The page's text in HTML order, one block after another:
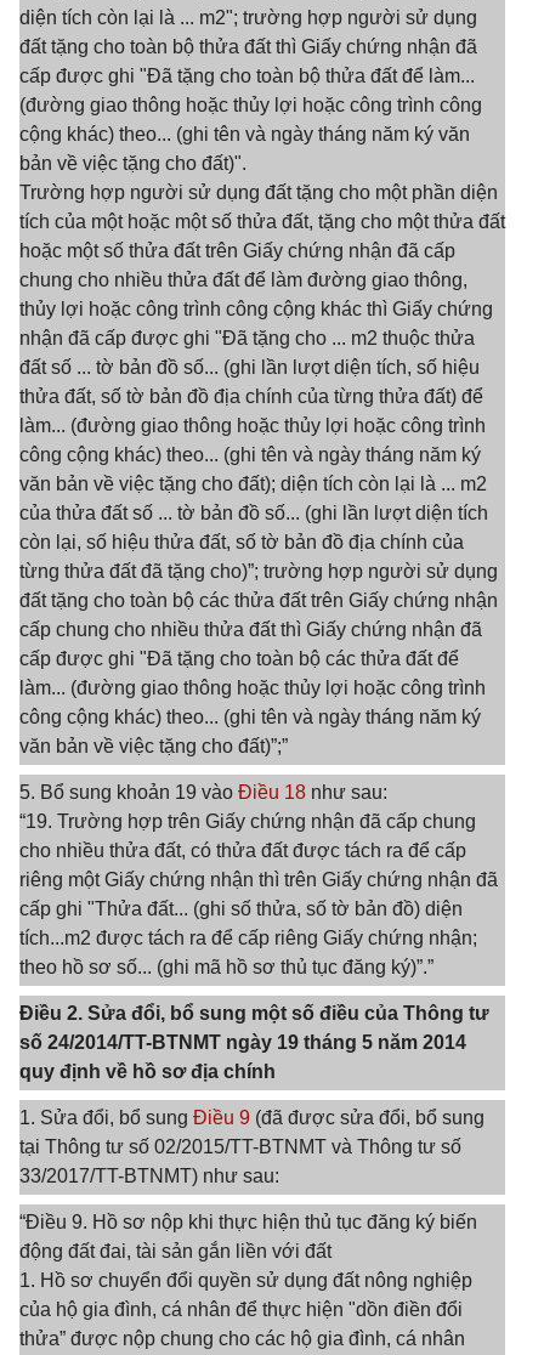
diện tích còn lại là ... m2"; trường hợp người sử dụng
đất tặng cho toàn bộ thửa đất thì Giấy chứng nhận đã
cấp được ghi "Đã tặng cho toàn bộ thửa đất để làm...
(đường giao thông hoặc thủy lợi hoặc công trình công
cộng khác) theo... (ghi tên và ngày tháng năm ký văn
bản về việc tặng cho đất)".
Trường hợp người sử dụng đất tặng cho một phần diện
tích của một hoặc một số thửa đất, tặng cho một thửa đất
hoặc một số thửa đất trên Giấy chứng nhận đã cấp
chung cho nhiều thửa đất để làm đường giao thông,
thủy lợi hoặc công trình công cộng khác thì Giấy chứng
nhận đã cấp được ghi "Đã tặng cho ... m2 thuộc thửa
đất số ... tờ bản đồ số... (ghi lần lượt diện tích, số hiệu
thửa đất, số tờ bản đồ địa chính của từng thửa đất) để
làm... (đường giao thông hoặc thủy lợi hoặc công trình
công cộng khác) theo... (ghi tên và ngày tháng năm ký
văn bản về việc tặng cho đất); diện tích còn lại là ... m2
của thửa đất số ... tờ bản đồ số... (ghi lần lượt diện tích
còn lại, số hiệu thửa đất, số tờ bản đồ địa chính của
từng thửa đất đã tặng cho)”; trường hợp người sử dụng
đất tặng cho toàn bộ các thửa đất trên Giấy chứng nhận
cấp chung cho nhiều thửa đất thì Giấy chứng nhận đã
cấp được ghi "Đã tặng cho toàn bộ các thửa đất để
làm... (đường giao thông hoặc thủy lợi hoặc công trình
công cộng khác) theo... (ghi tên và ngày tháng năm ký
văn bản về việc tặng cho đất)”;”
5. Bổ sung khoản 19 vào Điều 18 như sau:
“19. Trường hợp trên Giấy chứng nhận đã cấp chung
cho nhiều thửa đất, có thửa đất được tách ra để cấp
riêng một Giấy chứng nhận thì trên Giấy chứng nhận đã
cấp ghi "Thửa đất... (ghi số thửa, số tờ bản đồ) diện
tích...m2 được tách ra để cấp riêng Giấy chứng nhận;
theo hồ sơ số... (ghi mã hồ sơ thủ tục đăng ký)”.”
Điều 2. Sửa đổi, bổ sung một số điều của Thông tư
số 24/2014/TT-BTNMT ngày 19 tháng 5 năm 2014
quy định về hồ sơ địa chính
1. Sửa đổi, bổ sung Điều 9 (đã được sửa đổi, bổ sung
tại Thông tư số 02/2015/TT-BTNMT và Thông tư số
33/2017/TT-BTNMT) như sau:
“Điều 9. Hồ sơ nộp khi thực hiện thủ tục đăng ký biến
động đất đai, tài sản gắn liền với đất
1. Hồ sơ chuyển đổi quyền sử dụng đất nông nghiệp
của hộ gia đình, cá nhân để thực hiện "dồn điền đổi
thửa” được nộp chung cho các hộ gia đình, cá nhân